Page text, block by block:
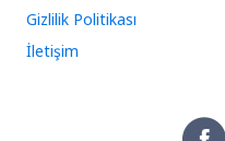
Gizlilik Politikası
İletişim